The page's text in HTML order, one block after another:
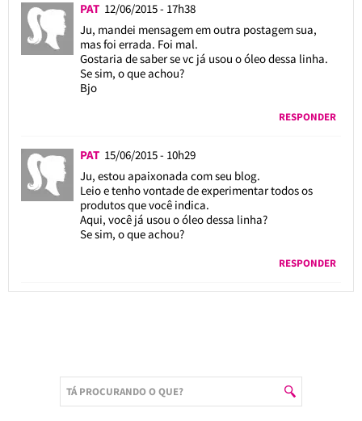
PAT 12/06/2015 - 17h38
Ju, mandei mensagem em outra postagem sua,
mas foi errada. Foi mal.
Gostaria de saber se vc já usou o óleo dessa linha.
Se sim, o que achou?
Bjo
RESPONDER
PAT 15/06/2015 - 10h29
Ju, estou apaixonada com seu blog.
Leio e tenho vontade de experimentar todos os
produtos que você indica.
Aqui, você já usou o óleo dessa linha?
Se sim, o que achou?
RESPONDER